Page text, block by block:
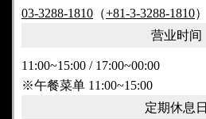
03-3288-1810（+81-3-3288-1810）
营业时间
11:00~15:00 / 17:00~00:00
※午餐菜单 11:00~15:00
定期休息日